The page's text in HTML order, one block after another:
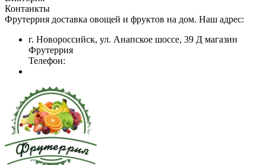
Контанкты
Фрутеррия доставка овощей и фруктов на дом. Наш адрес:
г. Новороссийск, ул. Анапское шоссе, 39 Д магазин
Фрутеррия
Телефон: